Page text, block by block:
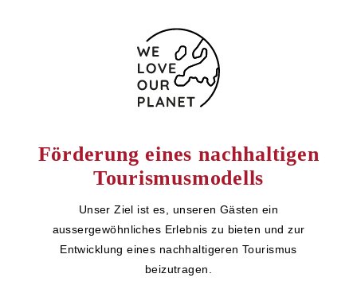
Förderung eines nachhaltigen
Tourismusmodells
Unser Ziel ist es, unseren Gästen ein
aussergewöhnliches Erlebnis zu bieten und zur
Entwicklung eines nachhaltigeren Tourismus
beizutragen.